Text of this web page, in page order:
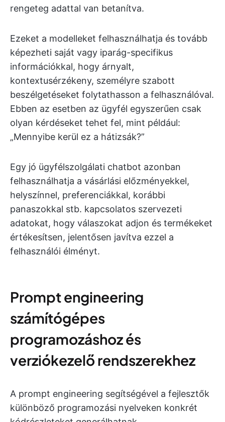
rengeteg adattal van betanítva.
Ezeket a modelleket felhasználhatja és tovább
képezheti saját vagy iparág-specifikus
információkkal, hogy árnyalt,
kontextusérzékeny, személyre szabott
beszélgetéseket folytathasson a felhasználóval.
Ebben az esetben az ügyfél egyszerűen csak
olyan kérdéseket tehet fel, mint például:
„Mennyibe kerül ez a hátizsák?”
Egy jó ügyfélszolgálati chatbot azonban
felhasználhatja a vásárlási előzményekkel,
helyszínnel, preferenciákkal, korábbi
panaszokkal stb. kapcsolatos szervezeti
adatokat, hogy válaszokat adjon és termékeket
értékesítsen, jelentősen javítva ezzel a
felhasználói élményt.
Prompt engineering
számítógépes
programozáshoz és
verziókezelő rendszerekhez
A prompt engineering segítségével a fejlesztők
különböző programozási nyelveken konkrét